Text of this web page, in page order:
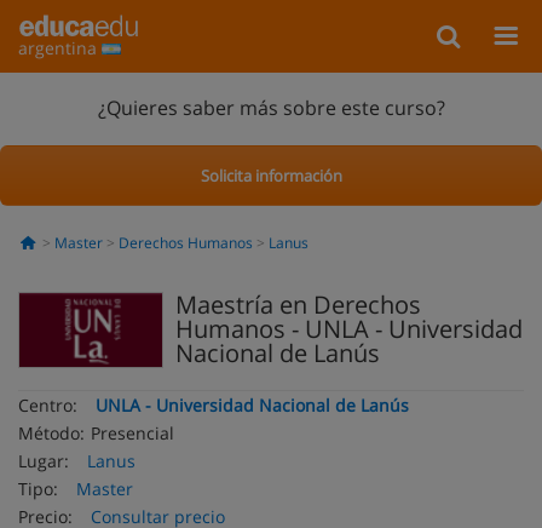
argentina
¿Quieres saber más sobre este curso?
Solicita información
Master Derechos Humanos Lanus
Maestría en Derechos
Humanos - UNLA - Universidad
Nacional de Lanús
Centro:
UNLA - Universidad Nacional de Lanús
Método: Presencial
Lugar:
Lanus
Tipo:
Master
Precio:
Consultar precio